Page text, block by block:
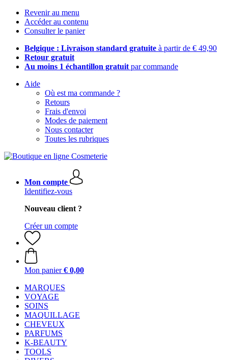
Revenir au menu
Accéder au contenu
Consulter le panier
Belgique : Livraison standard gratuite à partir de € 49,90
Retour gratuit
Au moins 1 échantillon gratuit par commande
Aide
Où est ma commande ?
Retours
Frais d'envoi
Modes de paiement
Nous contacter
Toutes les rubriques
Mon compte
Identifiez-vous
Nouveau client ?
Créer un compte
Mon panier € 0,00
MARQUES
VOYAGE
SOINS
MAQUILLAGE
CHEVEUX
PARFUMS
K-BEAUTY
TOOLS